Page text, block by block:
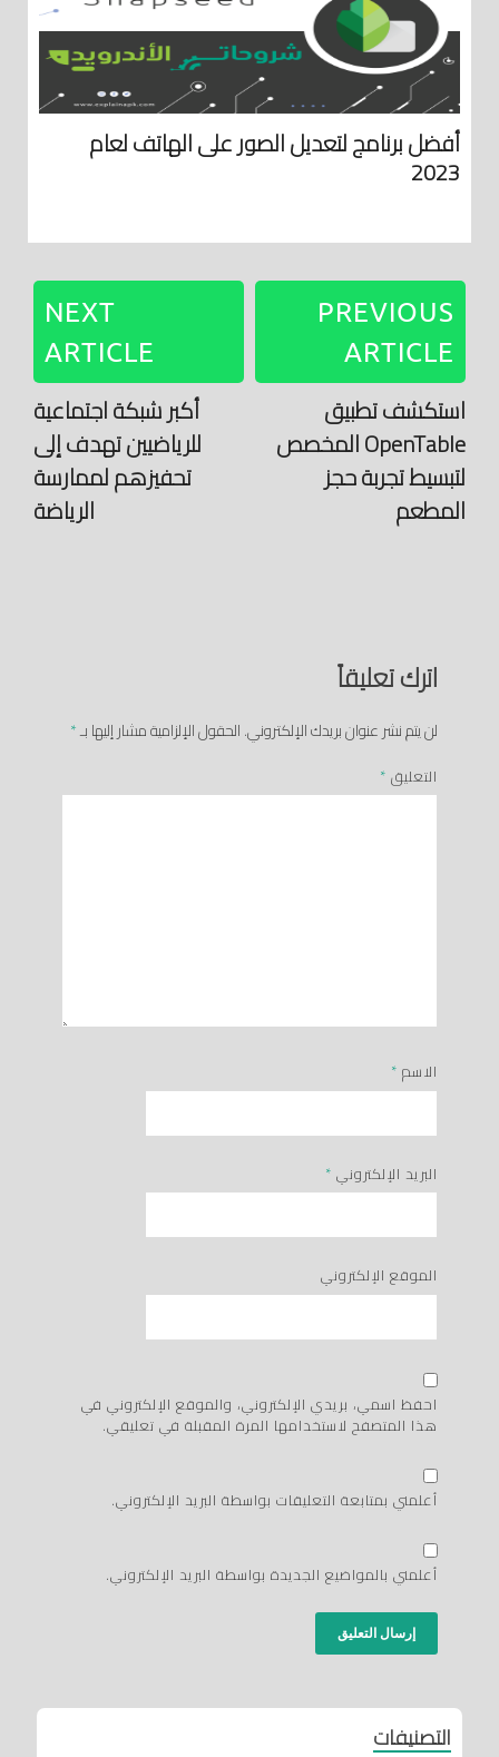
أفضل برنامج لتعديل الصور على الهاتف لعام
2023
PREVIOUS
ARTICLE
استكشف تطبيق
OpenTable المخصص
لتبسيط تجربة حجز
المطعم
NEXT
ARTICLE
أكبر شبكة اجتماعية
للرياضيين تهدف إلى
تحفيزهم لممارسة
الرياضة
اترك تعليقاً
لن يتم نشر عنوان بريدك الإلكتروني.الحقول الإلزامية مشار إليها بـ*
التعليق *
الاسم *
البريد الإلكتروني *
الموقع الإلكتروني
احفظ اسمي، بريدي الإلكتروني، والموقع الإلكتروني في
هذا المتصفح لاستخدامها المرة المقبلة في تعليقي.
أعلمني بمتابعة التعليقات بواسطة البريد الإلكتروني.
أعلمني بالمواضيع الجديدة بواسطة البريد الإلكتروني.
التصنيفات